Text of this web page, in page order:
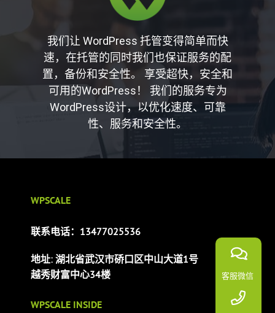
客服微信
我们让 WordPress 托管变得简单而快
速，在托管的同时我们也保证服务的配
置，备份和安全性。 享受超快，安全和
可用的WordPress！ 我们的服务专为
WordPress设计，以优化速度、可靠
性、服务和安全性。
WPSCALE
联系电话：13477025536
地址: 湖北省武汉市硚口区中山大道1号
越秀财富中心34楼
WPSCALE INSIDE